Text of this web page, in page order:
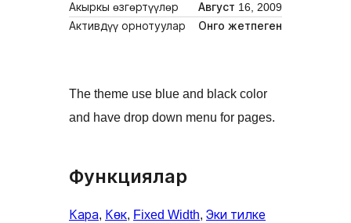
Акыркы өзгөртүүлөр
Август 16, 2009
Активдүү орнотуулар
Онго жетпеген
The theme use blue and black color
and have drop down menu for pages.
Функциялар
Кара, Көк, Fixed Width, Эки тилке